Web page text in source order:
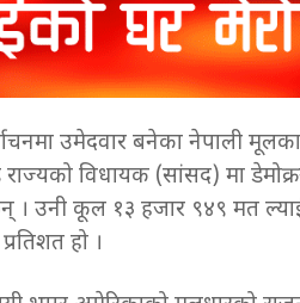
उमेदवार बनेका नेपाली
विधायक (सांसद) मा
। उनी कूल १३ हजार ९४९ मत
हो ।